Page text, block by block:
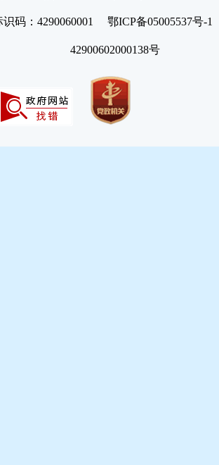
识码：4290060001 鄂ICP备05005537号
42900602000138号